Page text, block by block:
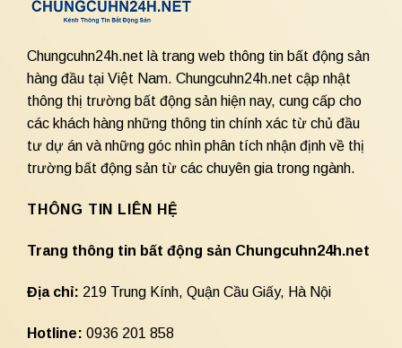
Chungcuhn24h.net là trang web thông tin bất động sản
hàng đầu tại Việt Nam. Chungcuhn24h.net cập nhật
thông thị trường bất động sản hiện nay, cung cấp cho
các khách hàng những thông tin chính xác từ chủ đầu
tư dự án và những góc nhìn phân tích nhận định về thị
trường bất động sản từ các chuyên gia trong ngành.
THÔNG TIN LIÊN HỆ
Trang thông tin bất động sản Chungcuhn24h.net
Địa chỉ: 219 Trung Kính, Quận Cầu Giấy, Hà Nội
Hotline: 0936 201 858